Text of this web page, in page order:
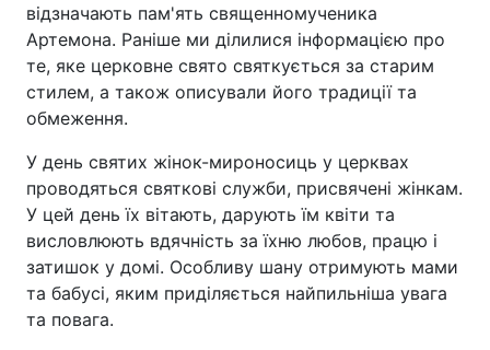
відзначають пам'ять священномученика
Артемона. Раніше ми ділилися інформацією про
те, яке церковне свято святкується за старим
стилем, а також описували його традиції та
обмеження.
У день святих жінок-мироносиць у церквах
проводяться святкові служби, присвячені жінкам.
У цей день їх вітають, дарують їм квіти та
висловлюють вдячність за їхню любов, працю і
затишок у домі. Особливу шану отримують мами
та бабусі, яким приділяється найпильніша увага
та повага.